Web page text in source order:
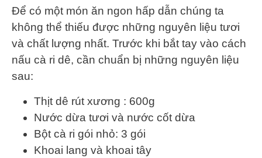
Để có một món ăn ngon hấp dẫn chúng ta
không thể thiếu được những nguyên liệu tươi
và chất lượng nhất. Trước khi bắt tay vào cách
nấu cà ri dê, cần chuẩn bị những nguyên liệu
sau:
Thịt dê rút xương : 600g
Nước dừa tươi và nước cốt dừa
Bột cà ri gói nhỏ: 3 gói
Khoai lang và khoai tây